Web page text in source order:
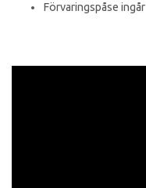
Förvaringspåse ingår